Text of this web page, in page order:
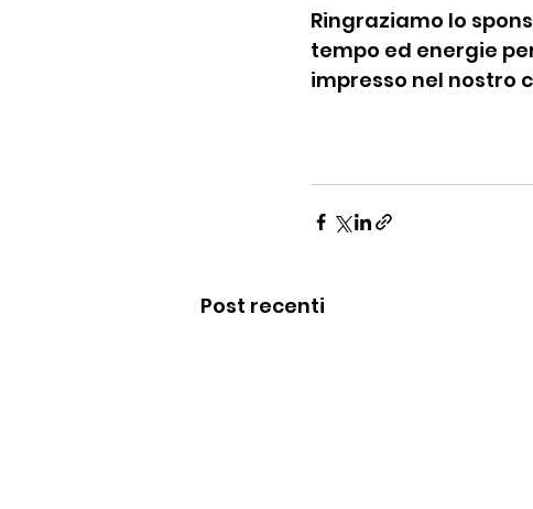
Ringraziamo lo
tempo ed energie
impresso nel nostro
Post recenti